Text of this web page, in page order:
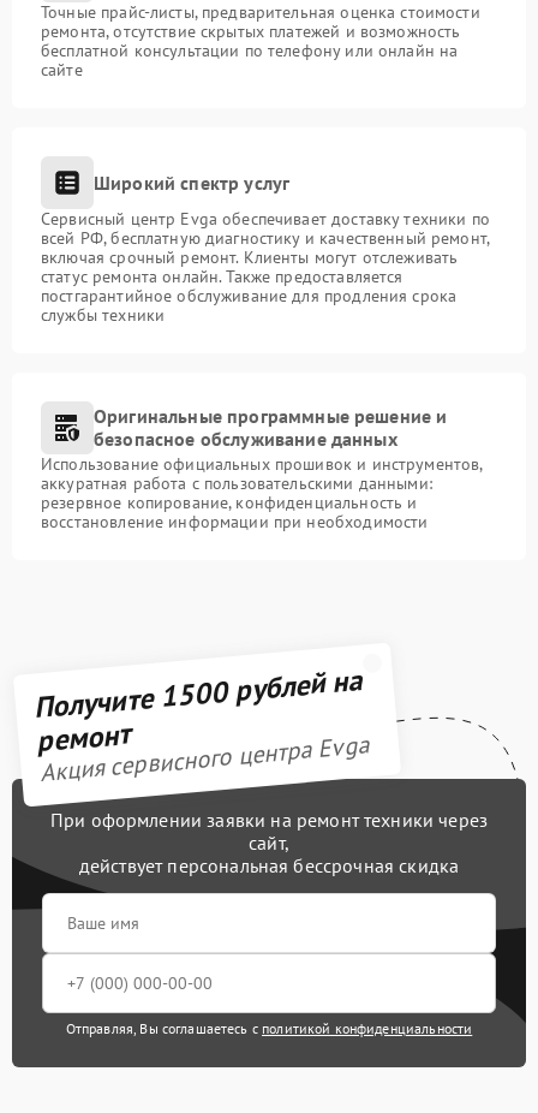
Точные прайс-листы, предварительная оценка стоимости
ремонта, отсутствие скрытых платежей и возможность
бесплатной консультации по телефону или онлайн на
сайте
Широкий спектр услуг
Сервисный центр Evga обеспечивает доставку техники по
всей РФ, бесплатную диагностику и качественный ремонт,
включая срочный ремонт. Клиенты могут отслеживать
статус ремонта онлайн. Также предоставляется
постгарантийное обслуживание для продления срока
службы техники
Оригинальные программные решение и
безопасное обслуживание данных
Использование официальных прошивок и инструментов,
аккуратная работа с пользовательскими данными:
резервное копирование, конфиденциальность и
восстановление информации при необходимости
Получите 1500 рублей на
ремонт
Акция сервисного центра Evga
При оформлении заявки на ремонт техники через
сайт,
действует персональная бессрочная скидка
Отправляя, Вы соглашаетесь с политикой конфиденциальности